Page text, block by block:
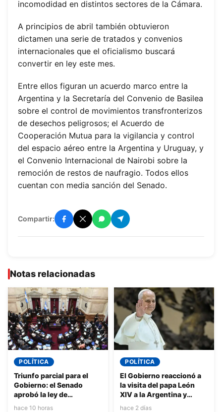
incomodidad en distintos sectores de la Cámara.
A principios de abril también obtuvieron
dictamen una serie de tratados y convenios
internacionales que el oficialismo buscará
convertir en ley este mes.
Entre ellos figuran un acuerdo marco entre la
Argentina y la Secretaría del Convenio de Basilea
sobre el control de movimientos transfronterizos
de desechos peligrosos; el Acuerdo de
Cooperación Mutua para la vigilancia y control
del espacio aéreo entre la Argentina y Uruguay, y
el Convenio Internacional de Nairobi sobre la
remoción de restos de naufragio. Todos ellos
cuentan con media sanción del Senado.
Compartir:
Notas relacionadas
POLÍTICA
Triunfo parcial para el
Gobierno: el Senado
aprobó la ley de
propiedad privada, pero
hace 10 horas
POLÍTICA
El Gobierno reaccionó a
la visita del papa León
XIV a la Argentina y
expresó su “enorme
hace 2 días